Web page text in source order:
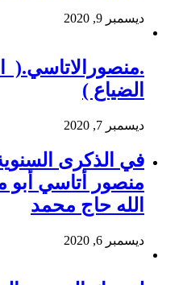
ديسمبر 9, 2020
.منصورالاتاسي.(
الضياع )
ديسمبر 7, 2020
في الذكرى
منصور أتاسي أبو
الله حاج محمد
ديسمبر 6, 2020